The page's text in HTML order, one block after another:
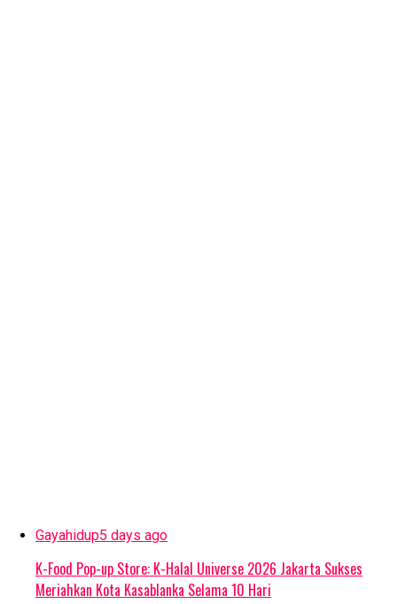
Gayahidup5 days ago
K-Food Pop-up Store: K-Halal Universe 2026 Jakarta Sukses
Meriahkan Kota Kasablanka Selama 10 Hari